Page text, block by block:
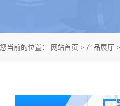
您当前的位置： 网站首页 > 产品展厅 >